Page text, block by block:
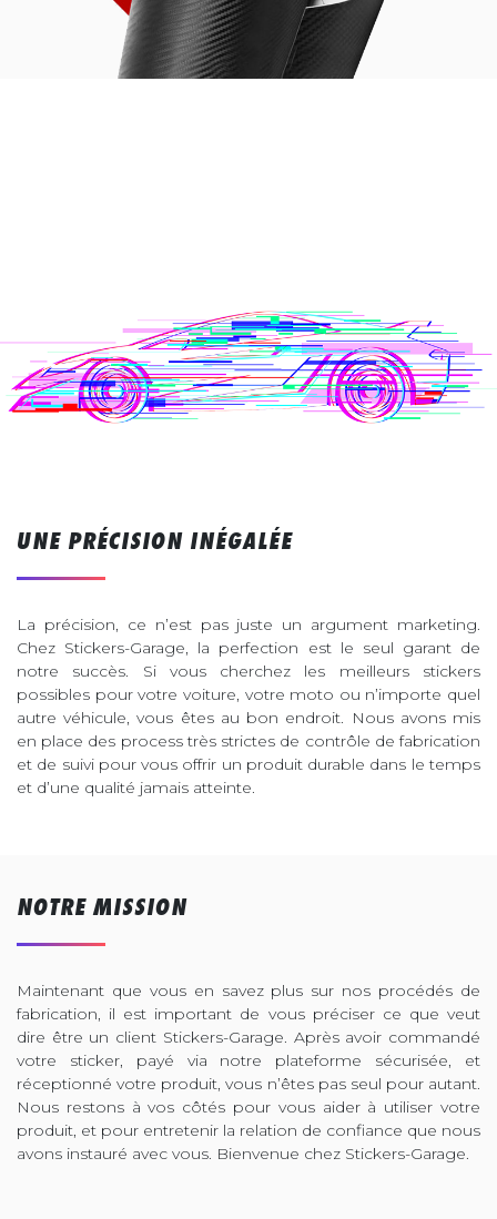
UNE PRÉCISION INÉGALÉE
La précision, ce n’est pas juste un argument marketing.
Chez Stickers-Garage, la perfection est le seul garant de
notre succès. Si vous cherchez les meilleurs stickers
possibles pour votre voiture, votre moto ou n’importe quel
autre véhicule, vous êtes au bon endroit. Nous avons mis
en place des process très strictes de contrôle de fabrication
et de suivi pour vous offrir un produit durable dans le temps
et d’une qualité jamais atteinte.
NOTRE MISSION
Maintenant que vous en savez plus sur nos procédés de
fabrication, il est important de vous préciser ce que veut
dire être un client Stickers-Garage. Après avoir commandé
votre sticker, payé via notre plateforme sécurisée, et
réceptionné votre produit, vous n’êtes pas seul pour autant.
Nous restons à vos côtés pour vous aider à utiliser votre
produit, et pour entretenir la relation de confiance que nous
avons instauré avec vous. Bienvenue chez Stickers-Garage.